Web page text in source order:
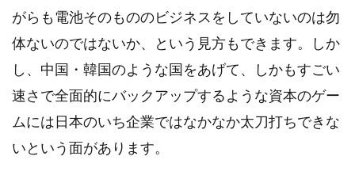
がらも電池そのもののビジネスをしていないのは勿
体ないのではないか、という見方もできます。しか
し、中国・韓国のような国をあげて、しかもすごい
速さで全面的にバックアップするような資本のゲー
ムには日本のいち企業ではなかなか太刀打ちできな
いという面があります。